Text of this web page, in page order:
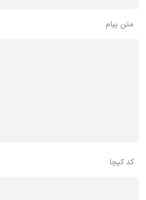
متن پیام
کد کپچا